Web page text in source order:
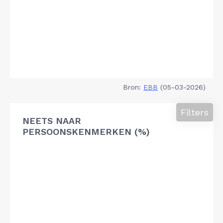
Bron: EBB (05-03-2026)
NEETS NAAR
PERSOONSKENMERKEN (%)
Filters